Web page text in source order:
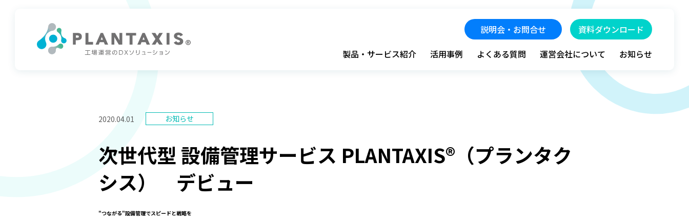
製品・サービス紹介 活用事例 よくある質問 運営会社について お知らせ
説明会・お問合せ 資料ダウンロード
2020.04.01
次世代型 設備管理サービス PLANTAXIS®（プランタク
シス） デビュー
"つながる"設備管理でスピードと戦略を